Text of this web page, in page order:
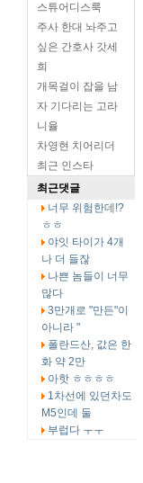
스튜어디스룩
주사 한대 놔주고
싶은 간호사 갓세
희
개목걸이 잡을 남
자 기다리는 고라
니율
차영현 치어리더
최근 인스타
최근댓글
너무 위험한데!?
ㅎㅎ
야잇 타이가 4개
나 더 들잖
나쁜 놈들이 너무
많다
3만개로 "만든"이
아니라 "
폴란드산, 값은 한
화 약 2만
아핫 ㅎㅎㅎㅎ
1차선에 있던차도
M5인데 둘
부럽다 ㅜㅜ